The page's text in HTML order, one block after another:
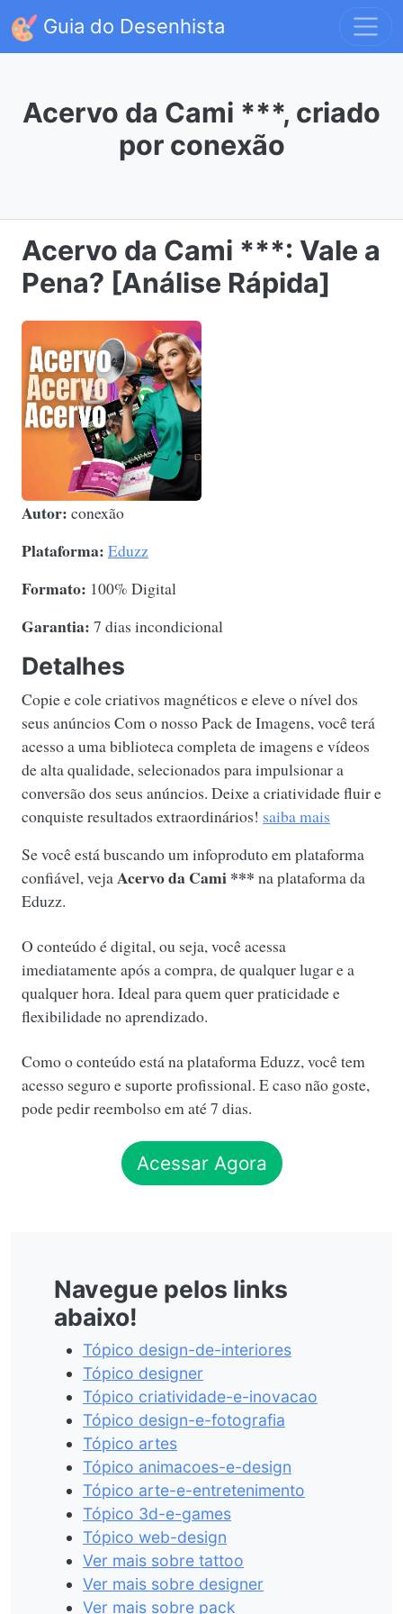
Guia do Desenhista
Acervo da Cami ***, criado
por conexão
Acervo da Cami ***: Vale a
Pena? [Análise Rápida]
Autor: conexão
Plataforma: Eduzz
Formato: 100% Digital
Garantia: 7 dias incondicional
Detalhes
Copie e cole criativos magnéticos e eleve o nível dos
seus anúncios Com o nosso Pack de Imagens, você terá
acesso a uma biblioteca completa de imagens e vídeos
de alta qualidade, selecionados para impulsionar a
conversão dos seus anúncios. Deixe a criatividade fluir e
conquiste resultados extraordinários! saiba mais
Se você está buscando um infoproduto em plataforma
confiável, vejaAcervo da Cami *** na plataforma da
Eduzz.
O conteúdo é digital, ou seja, você acessa
imediatamente após a compra, de qualquer lugar e a
qualquer hora. Ideal para quem quer praticidade e
flexibilidade no aprendizado.
Como o conteúdo está na plataforma Eduzz, você tem
acesso seguro e suporte profissional. E caso não goste,
pode pedir reembolso em até 7 dias.
Acessar Agora
Navegue pelos links
abaixo!
Tópico design-de-interiores
Tópico designer
Tópico criatividade-e-inovacao
Tópico design-e-fotografia
Tópico artes
Tópico animacoes-e-design
Tópico arte-e-entretenimento
Tópico 3d-e-games
Tópico web-design
Ver mais sobre tattoo
Ver mais sobre designer
Ver mais sobre pack